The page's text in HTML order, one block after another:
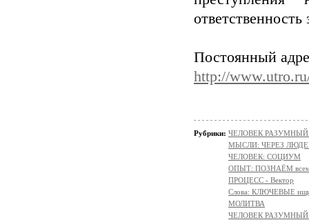
Постоянный
http://
Рубрики: ЧЕЛОВЕК РАЗУМНЫЙ:
МЫСЛИ: ЧЕРЕЗ
ЧЕЛОВЕК: СОЦИУМ
ОПЫТ: ПОЗНАЁМ всем
ПРОЦЕСС - Вектор
Слова: КЛЮЧЕВЫЕ
МОЛИТВА
ЧЕЛОВЕК РАЗУМНЫЙ: